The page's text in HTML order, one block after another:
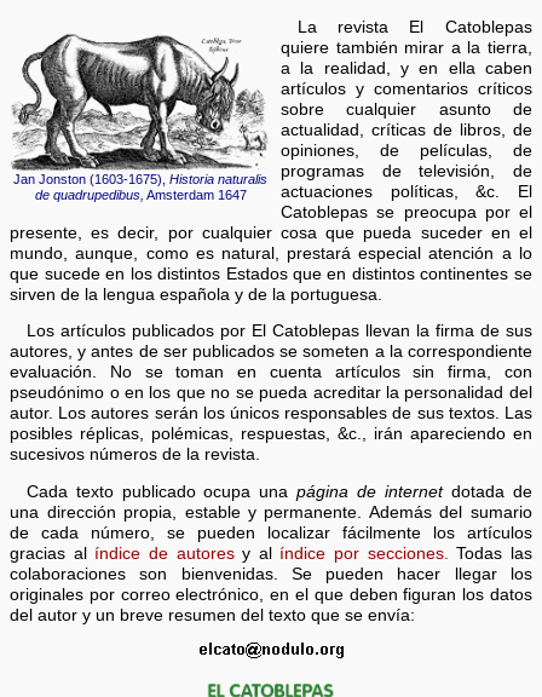
Jan Jonston (1603-1675),Historia naturalis
de quadrupedibus, Amsterdam 1647
La revista El Catoblepas
quiere también mirar a la tierra,
a la realidad, y en ella caben
artículos y comentarios críticos
sobre cualquier asunto de
actualidad, críticas de libros, de
opiniones, de películas, de
programas de televisión, de
actuaciones políticas, &c. El
Catoblepas se preocupa por el
presente, es decir, por cualquier cosa que pueda suceder en el
mundo, aunque, como es natural, prestará especial atención a lo
que sucede en los distintos Estados que en distintos continentes se
sirven de la lengua española y de la portuguesa.
Los artículos publicados por El Catoblepasllevan la firma de sus
autores, y antes de ser publicados se someten a la correspondiente
evaluación. No se toman en cuenta artículos sin firma, con
pseudónimo o en los que no se pueda acreditar la personalidad del
autor. Los autores serán los únicos responsables de sus textos. Las
posibles réplicas, polémicas, respuestas, &c., irán apareciendo en
sucesivos números de la revista.
Cada texto publicado ocupa unapágina de internetdotada de
una dirección propia, estable y permanente. Además del sumario
de cada número, se pueden localizar fácilmente los artículos
gracias al índice de autoresy al índice por secciones.
Todas las
colaboraciones son bienvenidas. Se pueden hacer llegar los
originales por correo electrónico, en el que deben figuran los datos
del autor y un breve resumen del texto que se envía: